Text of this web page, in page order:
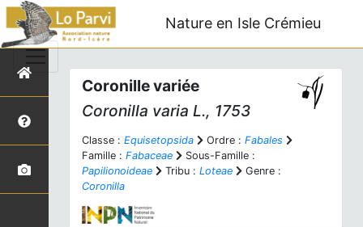
Nature en Isle Crémieu
Coronille variée
Coronilla varia L., 1753
Classe : Equisetopsida Ordre : Fabales
Famille : Fabaceae
Sous-Famille :
Papilionoideae
Tribu : Loteae
Genre :
Coronilla